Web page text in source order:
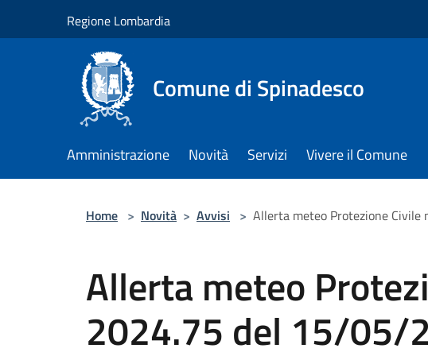
Regione Lombardia
Comune di Spinadesco
Amministrazione Novità Servizi Vivere il Comune
Home > Novità > Avvisi > Allerta meteo Protezione
Allerta meteo
2024.75 del 15/05/